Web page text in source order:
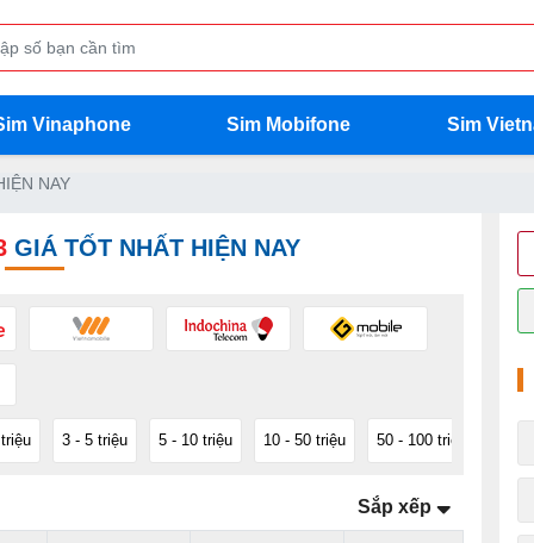
Vinaphone Sim Mobifone Sim
NAY
GIÁ TỐT NHẤT HIỆN NAY
3 - 5 triệu 5 - 10 triệu 10 - 50 triệu 50 - 100 triệu 100
Sắp xếp